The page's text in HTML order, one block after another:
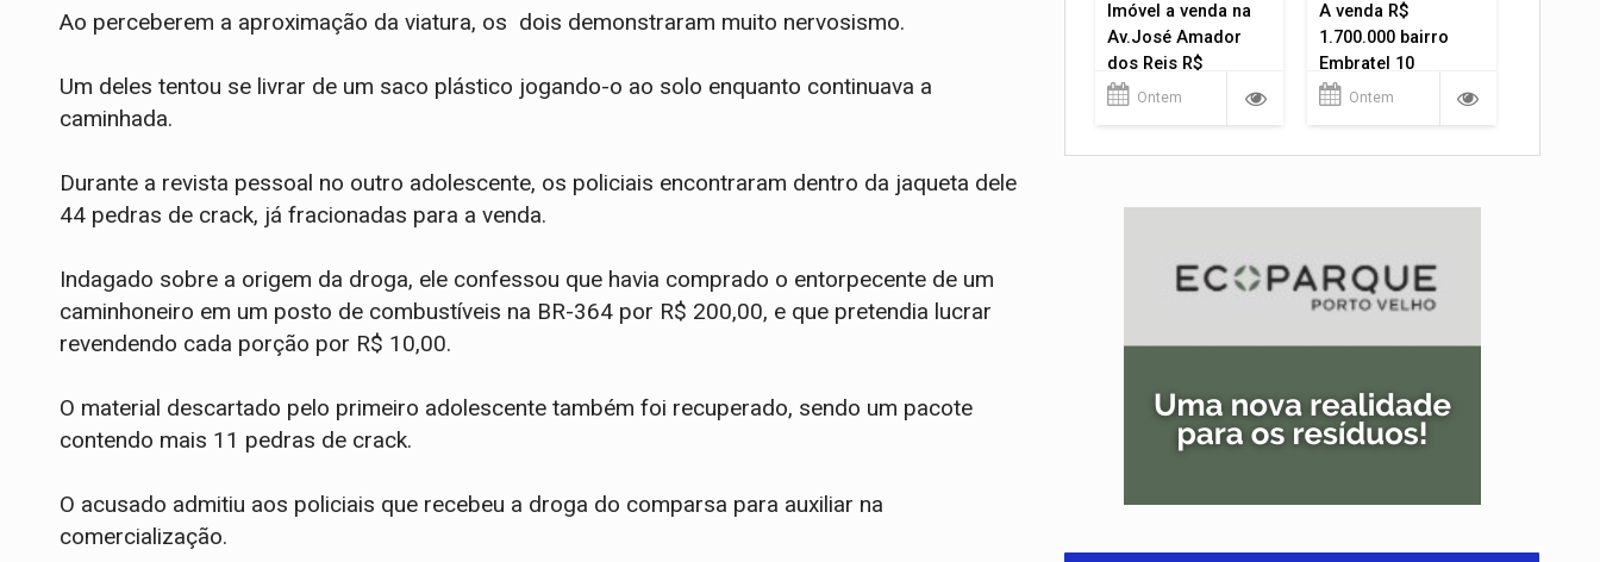
Ao perceberem a aproximação da viatura, os dois demonstraram muito nervosismo.
Um deles tentou se livrar de um saco plástico jogando-o ao solo enquanto continuava a
caminhada.
​Durante a revista pessoal no outro adolescente, os policiais encontraram dentro da jaqueta dele
44 pedras de crack, já fracionadas para a venda.
Indagado sobre a origem da droga, ele confessou que havia comprado o entorpecente de um
caminhoneiro em um posto de combustíveis na BR-364 por R$ 200,00, e que pretendia lucrar
revendendo cada porção por R$ 10,00.
​O material descartado pelo primeiro adolescente também foi recuperado, sendo um pacote
contendo mais 11 pedras de crack.
O acusado admitiu aos policiais que recebeu a droga do comparsa para auxiliar na
comercialização.
Imóvel a venda na
Av.José Amador
dos Reis R$
1.400.000
Ontem
A venda R$
1.700.000 bairro
Embratel 10
apartamentos!
Ontem